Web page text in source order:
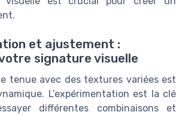
et ajustement :
signature visuelle
tenue avec des textures variées est
L’expérimentation est la clé
différentes combinaisons et